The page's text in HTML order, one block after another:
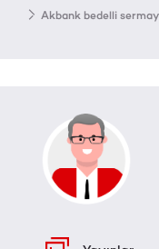
Akbank bedelli